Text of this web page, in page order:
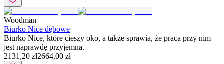
Woodman
Biurko Nice dębowe
Biurko Nice, które cieszy oko, a także sprawia, że praca przy nim
jest naprawdę przyjemna.
2131,20 zł2664,00 zł